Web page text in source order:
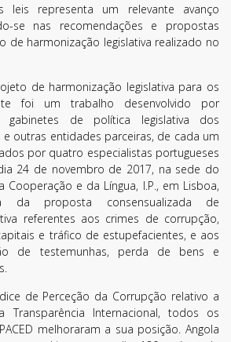
leis representa um relevante avanço
se nas recomendações e propostas
de harmonização legislativa realizado no
de harmonização legislativa para os
foi um trabalho desenvolvido por
gabinetes de política legislativa dos
e outras entidades parceiras, de cada um
por quatro especialistas portugueses
24 de novembro de 2017, na sede do
e da Língua, I.P., em Lisboa,
da proposta consensualizada de
referentes aos crimes de corrupção,
e tráfico de estupefacientes, e aos
de testemunhas, perda de bens e
de Perceção da Corrupção relativo a
Transparência Internacional, todos os
melhoraram a sua posição. Angola